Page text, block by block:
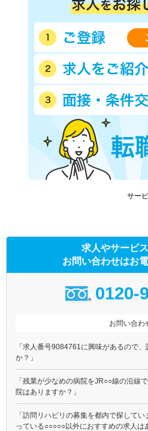
サー
求人やサービ
お問い合わせはお
0120-
お問い合わ
「求人番号9084761に興味があるので
か？」
「残業が少なめの病院をJR○○線の沿線
院はありますか？」
「訪問リハビリの募集を都内で探して
っている○○○○○以外におすすめの求人は